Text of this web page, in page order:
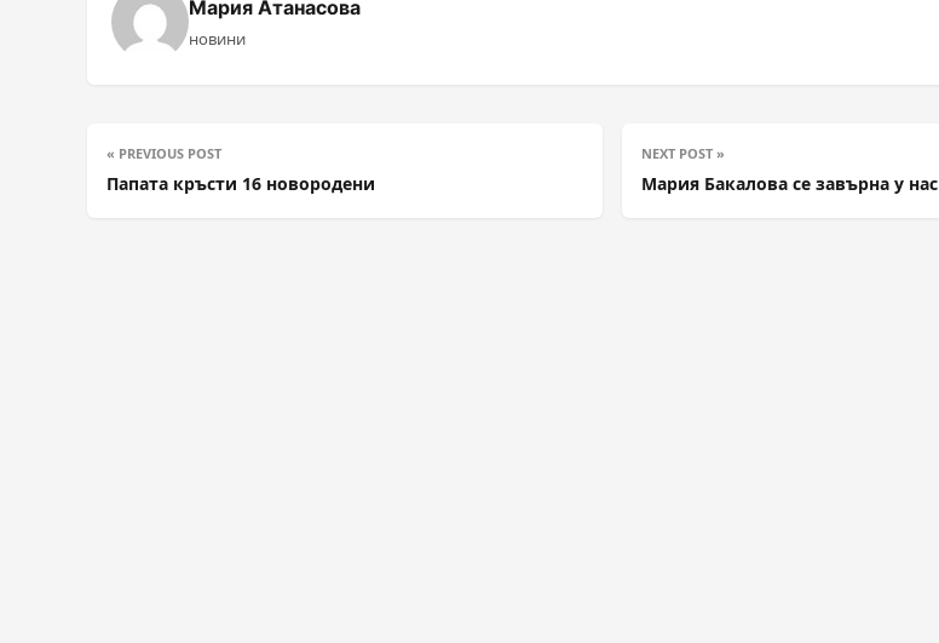
Мария Атанасова
новини
« PREVIOUS POST
Папата кръсти 16 новородени
NEXT POST »
Мария Бакалова се завърна у нас